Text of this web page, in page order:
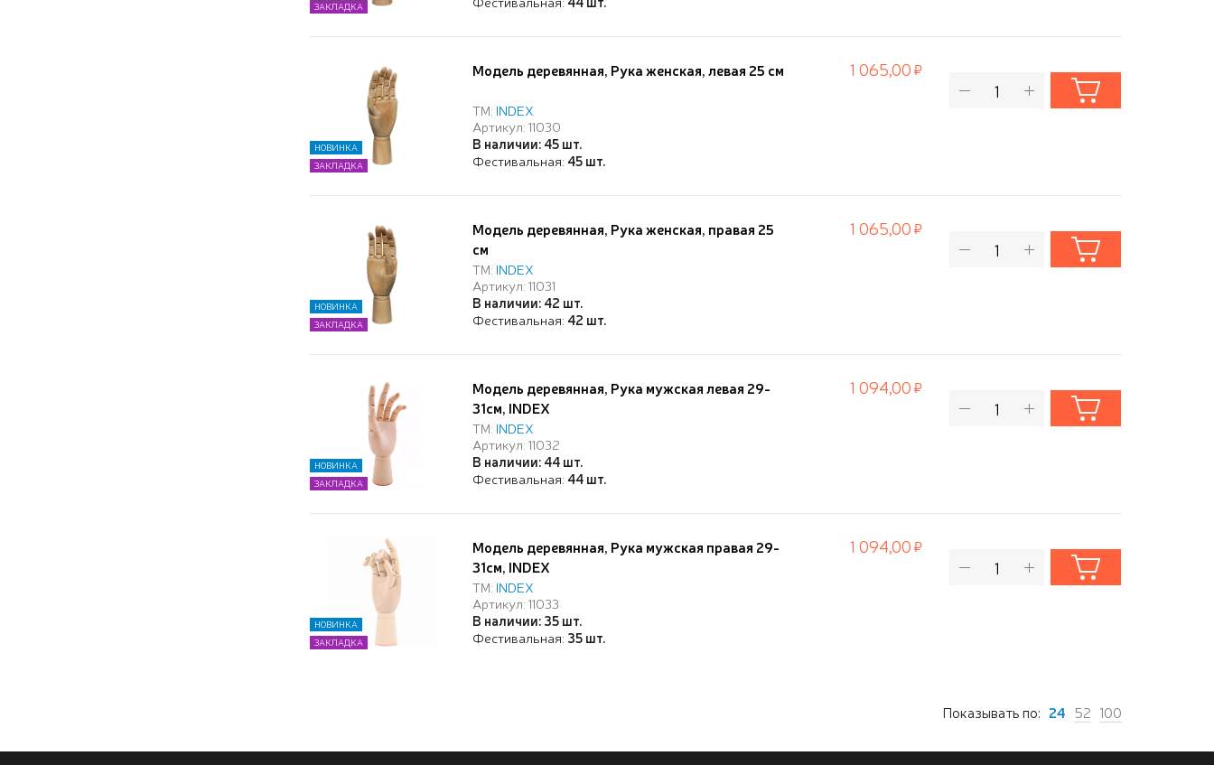
ЗАКЛАДКА
Модель деревянная, Рука женская, левая 25 см
ТМ: INDEX
Артикул: 11030
В наличии: 45 шт.
Фестивальная: 45 шт.
НОВИНКА
ЗАКЛАДКА
1 065,00
Модель деревянная, Рука женская, правая 25
см
ТМ: INDEX
Артикул: 11031
В наличии: 42 шт.
Фестивальная: 42 шт.
НОВИНКА
ЗАКЛАДКА
1 065,00
Модель деревянная, Рука мужская левая 29-
31см, INDEX
ТМ: INDEX
Артикул: 11032
В наличии: 44 шт.
Фестивальная: 44 шт.
НОВИНКА
ЗАКЛАДКА
1 094,00
Модель деревянная, Рука мужская правая 29-
31см, INDEX
ТМ: INDEX
Артикул: 11033
В наличии: 35 шт.
Фестивальная: 35 шт.
НОВИНКА
ЗАКЛАДКА
1 094,00
Показывать по: 24 52 100